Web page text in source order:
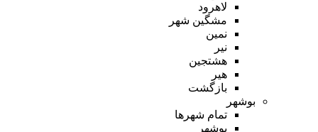
لاهرود
مشگین شهر
نمین
نیر
هشتجین
هیر
بازگشت
بوشهر
تمام شهر‌ها
بوشهر